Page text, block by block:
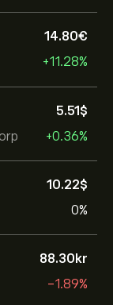
14.80‎€‎
+11.28%
5.51‎$‎
+0.36%
10.22‎$‎
0%
88.30‎kr‎
-1.89%